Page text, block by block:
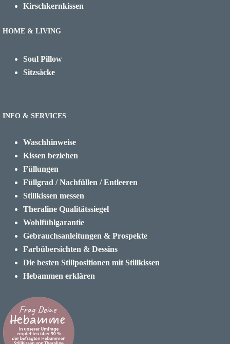
Kirschkernkissen
HOME & LIVING
Soul Pillow
Sitzsäcke
INFO & SERVICES
Waschhinweise
Kissen beziehen
Füllungen
Füllgrad / Nachfüllen / Entleeren
Stillkissen messen
Theraline Qualitätssiegel
Wohlfühlgarantie
Gebrauchsanleitungen & Prospekte
Farbübersichten & Dessins
Die besten Stillpositionen mit Stillkissen
Hebammen erklären